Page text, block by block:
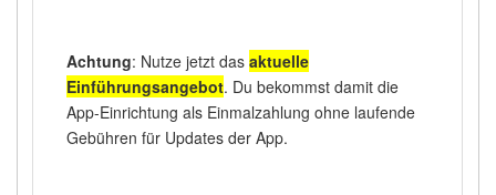
Achtung: Nutze jetzt dasaktuelle
Einführungsangebot. Du bekommst damit die
App-Einrichtung als Einmalzahlung ohne laufende
Gebühren für Updates der App.